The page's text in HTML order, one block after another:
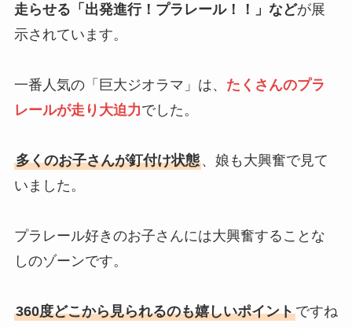
走らせる「出発進行！プラレール！！」などが展
示されています。
一番人気の「巨大ジオラマ」は、 たくさんのプラ
レールが走り大迫力でした。
多くのお子さんが釘付け状態、娘も大興奮で見て
いました。
プラレール好きのお子さんには大興奮することな
しのゾーンです。
360度どこから見られるのも嬉しいポイントですね